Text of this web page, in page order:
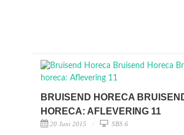
BRUISEND HORECA
HORECA: AFLEVERING 11
20 Juni 2015 SBS 6